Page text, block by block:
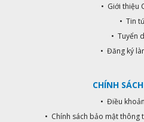
• Giới thiệu
• Tin
• Tuyển
• Đăng ký
CHÍNH
• Điều
• Chính sách bảo mật thông